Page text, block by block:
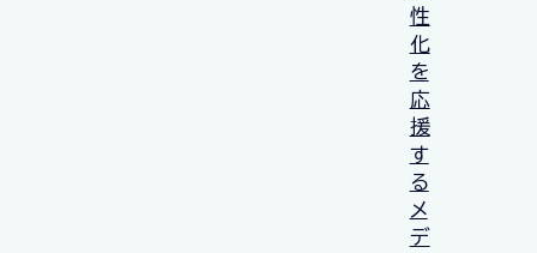
性
化
を
応
援
す
る
メ
デ